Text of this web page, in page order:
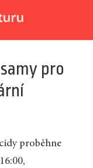
pro
proběhne